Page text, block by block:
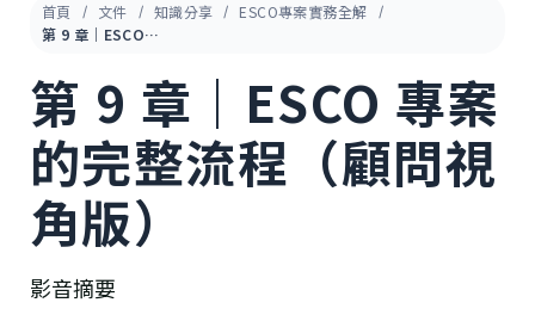
首頁 文件 知識分享
ESCO專案實務全解
第 9 章｜ESCO 專案的完整流程（顧問視角版）
第 9 章｜ESCO 專案
的完整流程（顧問視
角版）
影音摘要